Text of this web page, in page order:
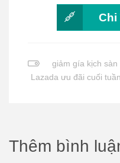
Chi
giảm gía kịch sàn
Lazada ưu đãi cuối tuần
Thêm bình